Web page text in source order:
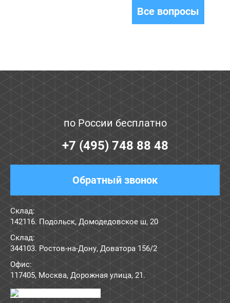
Все вопросы
по России бесплатно
+7 (495) 748 88 48
Обратный звонок
Склад:
142116. Подольск, Домодедовское ш, 20
Склад:
344103. Ростов-на-Дону, Доватора 156/2
Офис:
117405, Москва, Дорожная улица, 21.